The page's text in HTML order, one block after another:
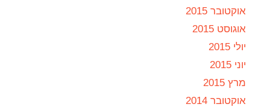
אוקטובר 2015
אוגוסט 2015
יולי 2015
יוני 2015
מרץ 2015
אוקטובר 2014